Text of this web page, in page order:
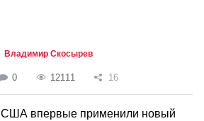
Владимир Скосырев
0 12111 16
США впервые применили новый